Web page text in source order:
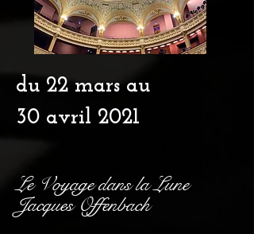
du 22 mars au
30 avril 2021
Le Voyage dans la Lune
Jacques Offenbach